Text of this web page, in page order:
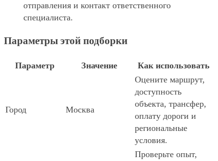
отправления и контакт ответственного
специалиста.
Параметры этой подборки
Параметр Значение Как использовать
Город Москва
Оцените маршрут,
доступность
объекта, трансфер,
оплату дороги и
региональные
условия.
Проверьте опыт,